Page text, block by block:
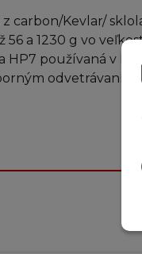
carbon/Kevlar/
56 a 1230 g vo
používaná v F1